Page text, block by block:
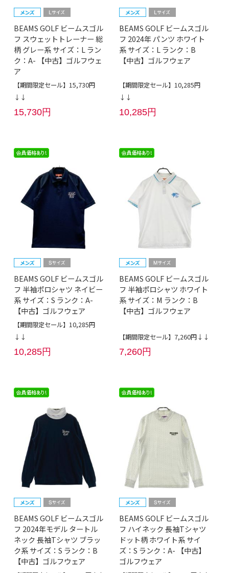
BEAMS GOLF ビームスゴル
フ スウェットトレーナー 総
柄 グレー系 サイズ：L ラン
ク：A- 【中古】ゴルフウェ
ア
【期間限定セール】15,730円
↓↓
15,730円
BEAMS GOLF ビームスゴル
フ 2024年 パンツ ホワイト
系 サイズ：L ランク：B
【中古】ゴルフウェア
【期間限定セール】10,285円
↓↓
10,285円
BEAMS GOLF ビームスゴル
フ 半袖ポロシャツ ネイビー
系 サイズ：S ランク：A-
【中古】ゴルフウェア
【期間限定セール】10,285円
↓↓
10,285円
BEAMS GOLF ビームスゴル
フ 半袖ポロシャツ ホワイト
系 サイズ：M ランク：B
【中古】ゴルフウェア
【期間限定セール】7,260円↓↓
7,260円
BEAMS GOLF ビームスゴル
フ 2024年モデル タートル
ネック 長袖Tシャツ ブラッ
ク系 サイズ：S ランク：B
【中古】ゴルフウェア
BEAMS GOLF ビームスゴル
フ ハイネック 長袖Tシャツ
ドット柄 ホワイト系 サイ
ズ：S ランク：A- 【中古】
ゴルフウェア